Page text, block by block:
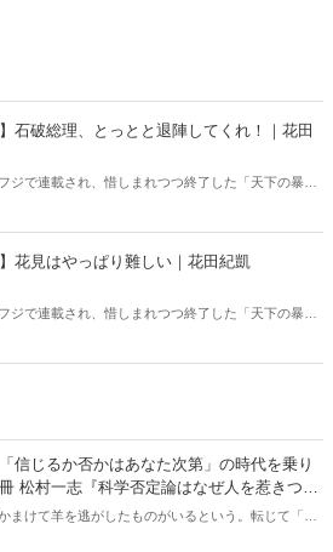
】石破総理、とっとと退陣してくれ！｜花田
ジで連載され、惜しまれつつ終了した「天下の暴
】花見はやっぱり難しい｜花田紀凱
ジで連載され、惜しまれつつ終了した「天下の暴
「信じるか否かはあなた次第」の時代を乗り
つけ
ま新書）｜梶原麻衣子
まけて羊を逃がしたものがいるという。転じて「読